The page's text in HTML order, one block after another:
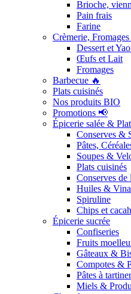
Brioche,
Pain frais
Farine
Crèmerie,
Dessert et
Œufs et Lait
Fromages
Barbecue 🔥
Plats cuisinés
Nos produits BIO
Promotions 📢
Épicerie salée &
Conserves &
Pâtes,
Soupes &
Plats cuisinés
Conserves de
Huiles &
Spiruline
Chips et
Épicerie sucrée
Confiseries
Fruits
Gâteaux &
Compotes &
Pâtes à
Miels &